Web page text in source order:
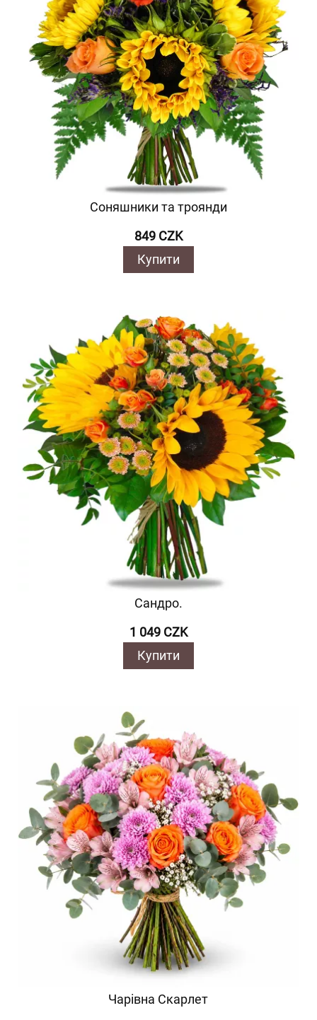
Соняшники та троянди
849 CZK
Купити
Сандро.
1 049 CZK
Купити
Чарівна Скарлет